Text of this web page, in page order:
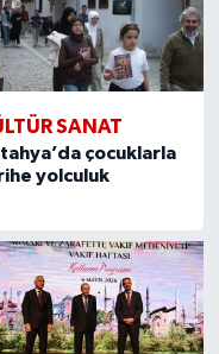
SANAT
çocuklarla
yolculuk